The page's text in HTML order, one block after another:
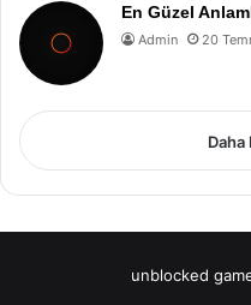
En Güzel
Admin 20
Daha
unblocked